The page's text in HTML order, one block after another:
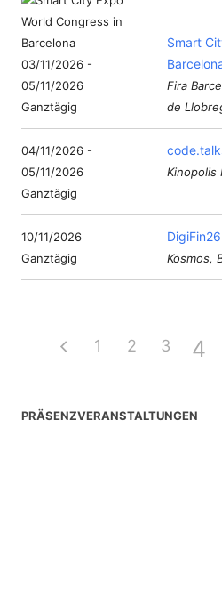
03/11/2026 -
05/11/2026
Ganztägig
Smart
Fira
de
04/11/2026 -
05/11/2026
Ganztägig
Kinopolis
10/11/2026
Ganztägig
DigiFin26
Kosmos,
1 2 3 4
PRÄSENZVERANSTALTUNGEN